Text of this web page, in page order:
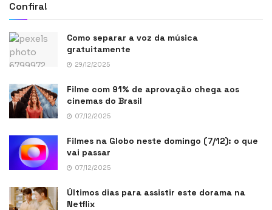
Confira!
Como separar a voz da música
gratuitamente
29/12/2025
Filme com 91% de aprovação chega aos
cinemas do Brasil
07/12/2025
Filmes na Globo neste domingo (7/12): o que
vai passar
07/12/2025
Últimos dias para assistir este dorama na
Netflix